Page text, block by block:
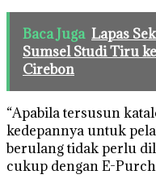
Baca Juga Lapas
Sumsel Studi Tiru
Cirebon
“Apabila tersusun
kedepannya untuk
berulang tidak perlu
cukup dengan E-